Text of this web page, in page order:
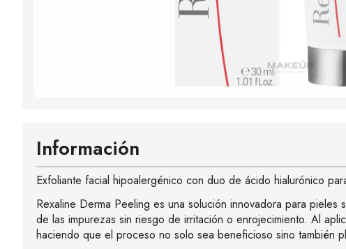
Información
Exfoliante facial hipoalergénico con duo de ácido hialurónico
Rexaline Derma Peeling es una solución innovadora para
de las impurezas sin riesgo de irritación o enrojecimiento. Al
haciendo que el proceso no solo sea beneficioso sino también